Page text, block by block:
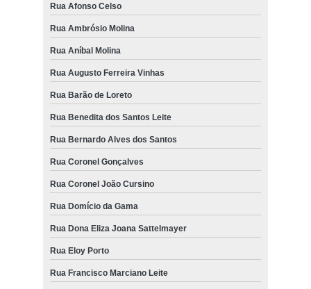
Rua Afonso Celso
Rua Ambrósio Molina
Rua Aníbal Molina
Rua Augusto Ferreira Vinhas
Rua Barão de Loreto
Rua Benedita dos Santos Leite
Rua Bernardo Alves dos Santos
Rua Coronel Gonçalves
Rua Coronel João Cursino
Rua Domício da Gama
Rua Dona Eliza Joana Sattelmayer
Rua Eloy Porto
Rua Francisco Marciano Leite